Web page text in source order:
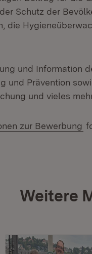
Schutz der
die
und Information
und Prävention
und vieles
zur Bewerbung
Weitere